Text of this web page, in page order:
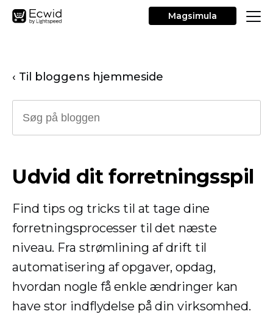
Magsimula
‹ Til bloggens hjemmeside
Udvid dit forretningsspil
Find tips og tricks til at tage dine
forretningsprocesser til det næste
niveau. Fra strømlining af drift til
automatisering af opgaver, opdag,
hvordan nogle få enkle ændringer kan
have stor indflydelse på din virksomhed.